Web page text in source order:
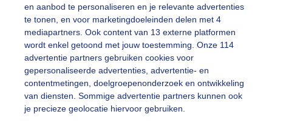
en aanbod te personaliseren en je relevante advertenties
te tonen, en voor marketingdoeleinden delen met 4
mediapartners. Ook content van 13 externe platformen
wordt enkel getoond met jouw toestemming. Onze 114
advertentie partners gebruiken cookies voor
gepersonaliseerde advertenties, advertentie- en
contentmetingen, doelgroepenonderzoek en ontwikkeling
van diensten. Sommige advertentie partners kunnen ook
je precieze geolocatie hiervoor gebruiken.
slideshow